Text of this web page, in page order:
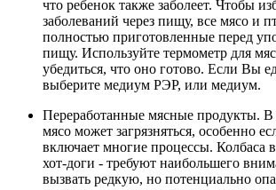
что ребенок также заболеет. Чтобы
заболеваний через пищу, все мясо и
полностью приготовленные перед
пищу. Используйте термометр для
убедиться, что оно готово. Если Вы
выберите медиум РЭР, или медиум.
Переработанные мясные продукты. В
мясо может загрязняться, особенно
включает многие процессы. Колбаса
хот-доги - требуют наибольшего
вызвать редкую, но потенциально